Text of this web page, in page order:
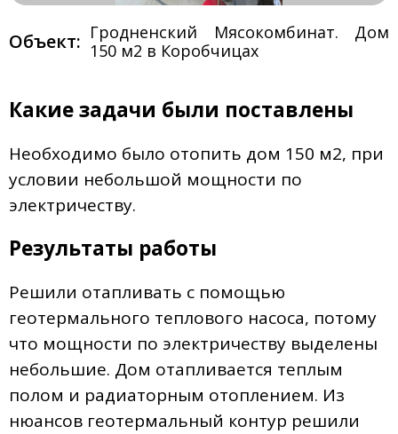
Объект: Гродненский Мясокомбинат. Дом
150 м2 в Коробчицах
Какие задачи были поставлены
Необходимо было отопить дом 150 м2, при
условии небольшой мощности по
электричеству.
Результаты работы
Решили отапливать с помощью
геотермального теплового насоса, потому
что мощности по электричеству выделены
небольшие. Дом отапливается теплым
полом и радиаторным отоплением. Из
нюансов геотермальный контур решили